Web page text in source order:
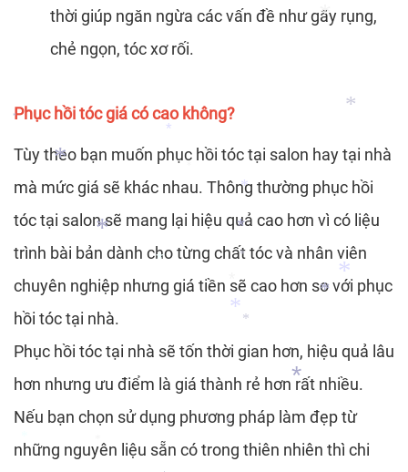
*
*
*
*
* *
* *
*
*
*
*
thời giúp ngăn ngừa các vấn đề như gãy rụng,
chẻ ngọn, tóc xơ rối.
Phục hồi tóc giá có cao không?
Tùy theo bạn muốn phục hồi tóc tại salon hay tại nhà
mà mức giá sẽ khác nhau. Thông thường phục hồi
tóc tại salon sẽ mang lại hiệu quả cao hơn vì có liệu
trình bài bản dành cho từng chất tóc và nhân viên
chuyên nghiệp nhưng giá tiền sẽ cao hơn so với phục
hồi tóc tại nhà.
Phục hồi tóc tại nhà sẽ tốn thời gian hơn, hiệu quả lâu
hơn nhưng ưu điểm là giá thành rẻ hơn rất nhiều.
Nếu bạn chọn sử dụng phương pháp làm đẹp từ
những nguyên liệu sẵn có trong thiên nhiên thì chi